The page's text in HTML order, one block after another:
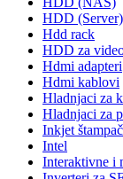
HDD (Server)
Hdd rack
HDD za
Hdmi adapteri
Hdmi kablovi
Hladnjaci za
Hladnjaci za
Inkjet štampač
Intel
Interaktivne i